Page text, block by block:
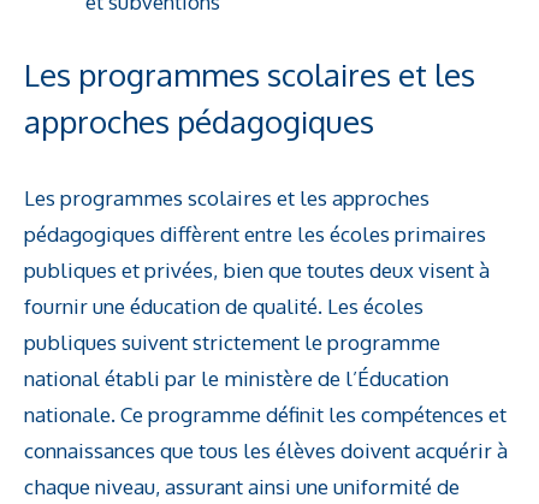
Les programmes scolaires et les
approches pédagogiques
Les programmes scolaires et les approches
pédagogiques diffèrent entre les écoles primaires
publiques et privées, bien que toutes deux visent à
fournir une éducation de qualité. Les écoles
publiques suivent strictement le programme
national établi par le ministère de l’Éducation
nationale. Ce programme définit les compétences et
connaissances que tous les élèves doivent acquérir à
chaque niveau, assurant ainsi une uniformité de